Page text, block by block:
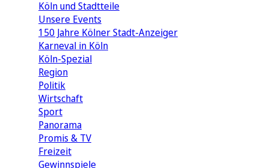
Köln und Stadtteile
Unsere Events
150 Jahre Kölner Stadt-Anzeiger
Karneval in Köln
Köln-Spezial
Region
Politik
Wirtschaft
Sport
Panorama
Promis & TV
Freizeit
Gewinnspiele